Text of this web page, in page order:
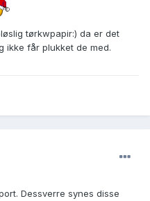
tørkwpapir:) da er det
ikke får plukket de med.
Dessverre synes disse